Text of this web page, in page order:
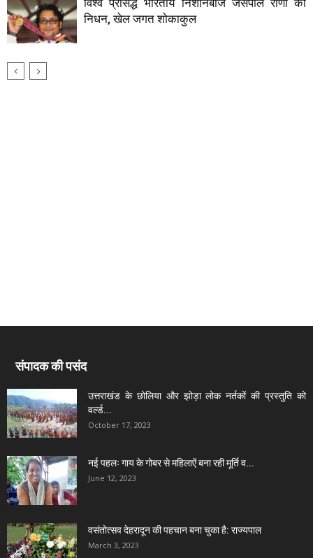
विश्व प्रसिद्ध भारतीय निशानेबाज जसपाल राणा का
निधन, खेल जगत शोकाकुल
संपादक की पसंद
उत्तराखंड के छोलिया और झोड़ा लोक नर्तकों की प्रस्तुति को
वर्ल्ड...
October 17, 2023
नई पहलः गाय के गोबर से महिलाऐं बना रही मूर्ति व...
June 12, 2023
वसंतोत्सव देहरादून की पहचान बना चुका है: राज्यपाल
March 3, 2023